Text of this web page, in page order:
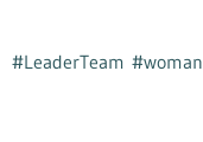
#LeaderTeam #woman